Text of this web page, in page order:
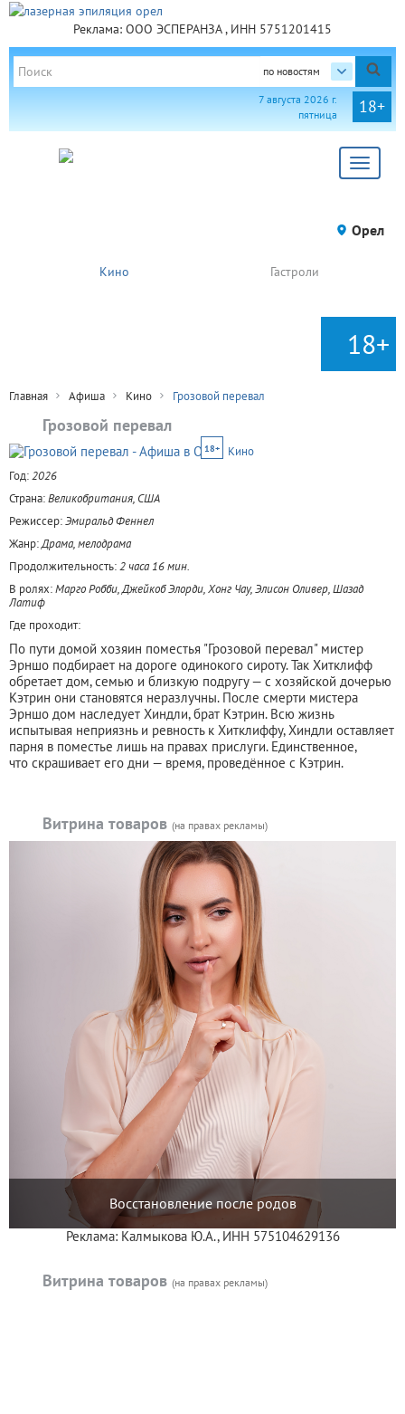
Реклама: ООО ЭСПЕРАНЗА , ИНН 5751201415
по новостям
18+
7 августа 2026 г.
пятница
Toggle
Орел
Кино Гастроли
18+
Главная Афиша Кино Грозовой перевал
Грозовой перевал
18+
Кино
Год:2026
Страна:Великобритания, США
Режиссер:Эмиральд Феннел
Жанр:Драма, мелодрама
Продолжительность:2 часа 16 мин.
В ролях:Марго Робби, Джейкоб Элорди, Хонг Чау, Элисон Оливер, Шазад
Латиф
Где проходит:
По пути домой хозяин поместья "Грозовой перевал" мистер
Эрншо подбирает на дороге одинокого сироту. Так Хитклифф
обретает дом, семью и близкую подругу — с хозяйской дочерью
Кэтрин они становятся неразлучны. После смерти мистера
Эрншо дом наследует Хиндли, брат Кэтрин. Всю жизнь
испытывая неприязнь и ревность к Хитклиффу, Хиндли оставляет
парня в поместье лишь на правах прислуги. Единственное,
что скрашивает его дни — время, проведённое с Кэтрин.
Витрина товаров (на правах рекламы)
Восстановление после родов
Реклама: Калмыкова Ю.А., ИНН 575104629136
Витрина товаров (на правах рекламы)